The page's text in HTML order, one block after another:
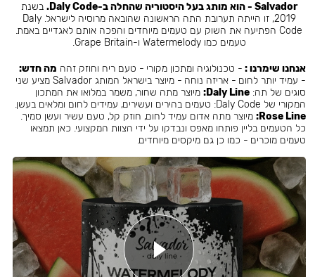
Salvador - הוא מותג בעל היסטוריה שהחלה ב-Daly Code.
בשנת
2019, זו הייתה תערובת התה הראשונה שהובאה מרוסיה לישראל. Daly
Code הפתיעה את השוק עם טעמים מיוחדים והפכה אותם לאגדיים באמת.
טעמים כמו Watermelody ו-Grape Britain.
אנחנו שימרנו : - טכנולוגיה ומתכון מקורי - טעם ריח וחוזק זהה מה חדש:
- עמיד יותר לחום - אריזה נוחה - מיוצר בישראל המותג Salvador מציע שני
סוגים של תה:Daly Line: מיוצר מתה שחור, משמר במלואו את המתכון
המקורי של Daly Code: טעמים בהירים ועשירים, עמידים לחום ומלאים בעשן.
Rose Line: מיוצר מתה אדום עמיד לחום, חוזק קל, טעם עשיר ועשן סמיך.
כל הטעמים בליין פותחו מאפס ונבדקו על ידי הצוות המקצועי. כאן תמצאו
טעמים מוכרים - כמו כן גם מיקסים מיוחדים.